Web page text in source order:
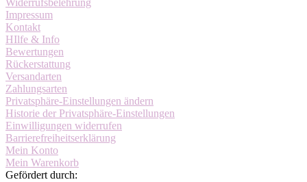
Widerrufsbelehrung
Impressum
Kontakt
HIlfe & Info
Bewertungen
Rückerstattung
Versandarten
Zahlungsarten
Privatsphäre-Einstellungen ändern
Historie der Privatsphäre-Einstellungen
Einwilligungen widerrufen
Barrierefreiheitserklärung
Mein Konto
Mein Warenkorb
Gefördert durch: